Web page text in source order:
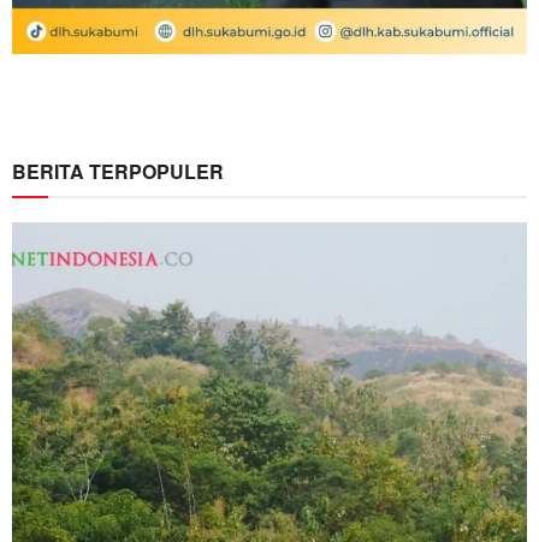
BERITA TERPOPULER